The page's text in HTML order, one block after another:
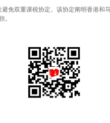
免双重课税协定。该协定阐明香港和
。